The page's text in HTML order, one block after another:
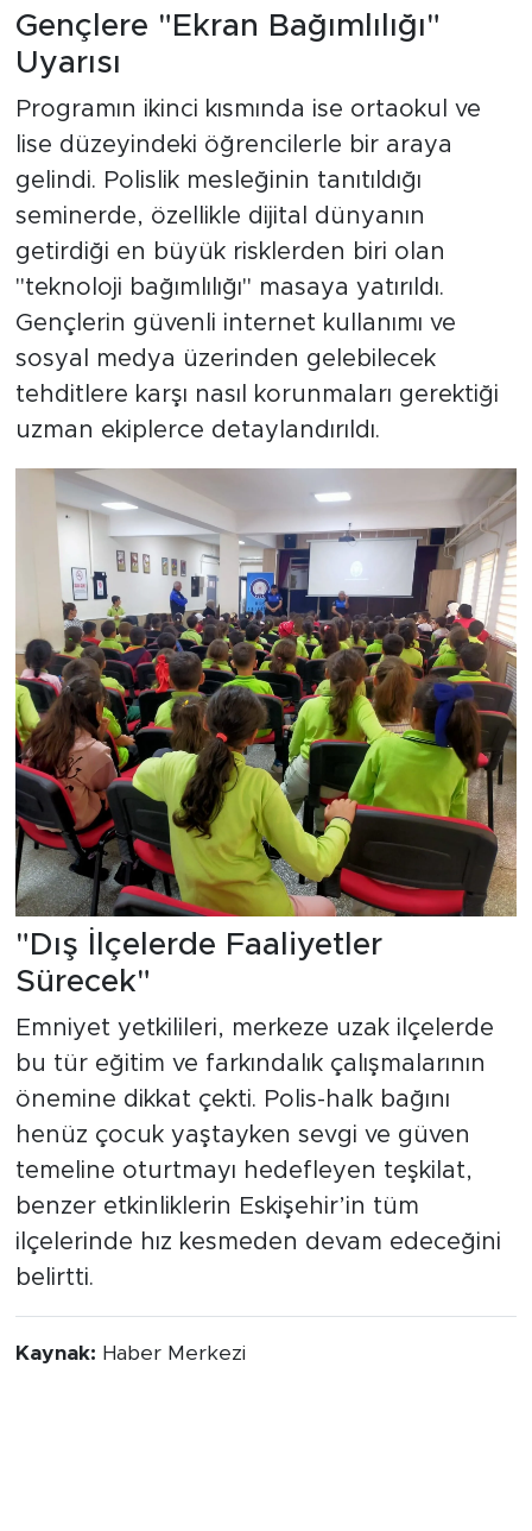
Gençlere "Ekran Bağımlılığı"
Uyarısı
Programın ikinci kısmında ise ortaokul ve
lise düzeyindeki öğrencilerle bir araya
gelindi. Polislik mesleğinin tanıtıldığı
seminerde, özellikle dijital dünyanın
getirdiği en büyük risklerden biri olan
"teknoloji bağımlılığı" masaya yatırıldı.
Gençlerin güvenli internet kullanımı ve
sosyal medya üzerinden gelebilecek
tehditlere karşı nasıl korunmaları gerektiği
uzman ekiplerce detaylandırıldı.
"Dış İlçelerde Faaliyetler
Sürecek"
Emniyet yetkilileri, merkeze uzak ilçelerde
bu tür eğitim ve farkındalık çalışmalarının
önemine dikkat çekti. Polis-halk bağını
henüz çocuk yaştayken sevgi ve güven
temeline oturtmayı hedefleyen teşkilat,
benzer etkinliklerin Eskişehir’in tüm
ilçelerinde hız kesmeden devam edeceğini
belirtti.
Kaynak: Haber Merkezi